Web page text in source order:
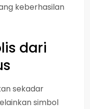
keberhasilan
dari
sekadar
simbol